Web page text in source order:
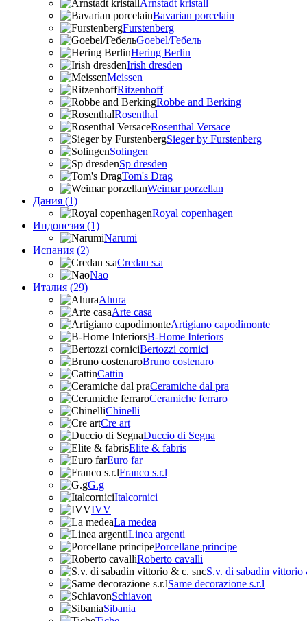
Arnstadt kristall
Bavarian porcelain
Furstenberg
Goebel/Гебель
Hering Berlin
Irish dresden
Meissen
Ritzenhoff
Robbe and Berking
Rosenthal
Rosenthal Versace
Sieger by Furstenberg
Solingen
Sp dresden
Tom's Drag
Weimar porzellan
Дания (1)
Royal copenhagen
Индонезия (1)
Narumi
Испания (2)
Credan s.a
Nao
Италия (29)
Ahura
Arte casa
Artigiano capodimonte
B-Home Interiors
Bertozzi cornici
Bruno costenaro
Cattin
Ceramiche dal pra
Ceramiche ferraro
Chinelli
Cre art
Duccio di Segna
Elite & fabris
Euro far
Franco s.r.l
G.g
Italcornici
IVV
La medea
Linea argenti
Porcellane principe
Roberto cavalli
S.v. di sabadin vittorio
Same decorazione s.r.l
Schiavon
Sibania